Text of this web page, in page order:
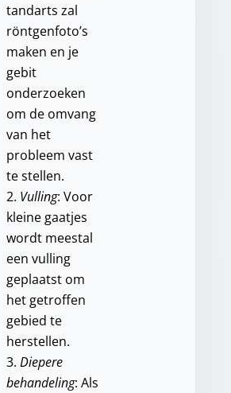
tandarts zal
röntgenfoto’s
maken en je
gebit
onderzoeken
om de omvang
van het
probleem vast
te stellen.
Vulling: Voor
kleine gaatjes
wordt meestal
een vulling
geplaatst om
het getroffen
gebied te
herstellen.
Diepere
behandeling: Als